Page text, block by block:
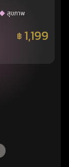
สุขภาพ
฿ 1,199